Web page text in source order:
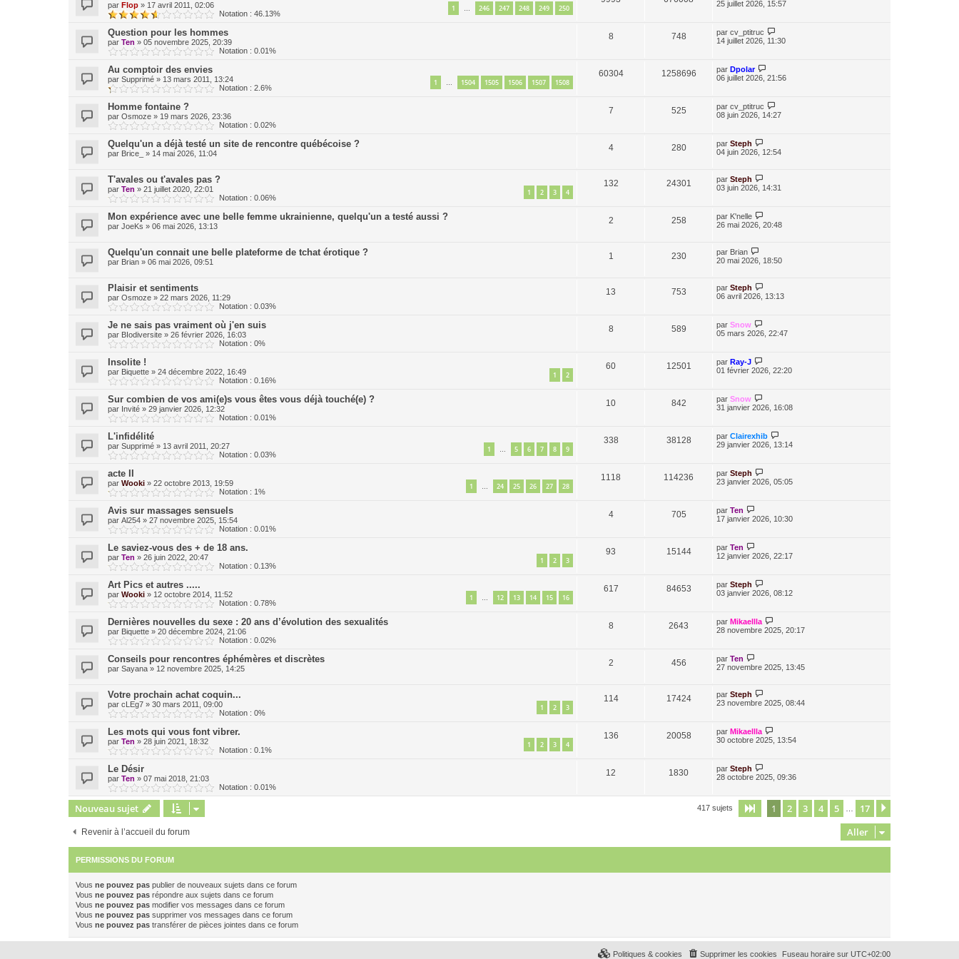
par Flop » 17 avril 2011, 02:06 1 … 246 247 248 249 250
Notation : 46.13%
25 juillet 2026, 15:57
Question pour les hommes
par Ten » 05 novembre 2025, 20:39
Notation : 0.01%
8 748 par cv_ptitruc
14 juillet 2026, 11:30
Au comptoir des envies
par Supprimé » 13 mars 2011, 13:24 1 … 1504 1505 1506 1507 1508
Notation : 2.6%
60304 1258696 par Dpolar
06 juillet 2026, 21:56
Homme fontaine ?
par Osmoze » 19 mars 2026, 23:36
Notation : 0.02%
7 525 par cv_ptitruc
08 juin 2026, 14:27
Quelqu'un a déjà testé un site de rencontre québécoise ?
par Brice_ » 14 mai 2026, 11:04
4 280 par Steph
04 juin 2026, 12:54
T'avales ou t'avales pas ?
par Ten » 21 juillet 2020, 22:01 1 2 3 4
Notation : 0.06%
132 24301 par Steph
03 juin 2026, 14:31
Mon expérience avec une belle femme ukrainienne, quelqu'un a testé aussi ?
par JoeKs » 06 mai 2026, 13:13
2 258 par K'nelle
26 mai 2026, 20:48
Quelqu'un connait une belle plateforme de tchat érotique ?
par Brian » 06 mai 2026, 09:51
1 230 par Brian
20 mai 2026, 18:50
Plaisir et sentiments
par Osmoze » 22 mars 2026, 11:29
Notation : 0.03%
13 753 par Steph
06 avril 2026, 13:13
Je ne sais pas vraiment où j'en suis
par BIodiversite » 26 février 2026, 16:03
Notation : 0%
8 589 par Snow
05 mars 2026, 22:47
Insolite !
par Biquette » 24 décembre 2022, 16:49 1 2
Notation : 0.16%
60 12501 par Ray-J
01 février 2026, 22:20
Sur combien de vos ami(e)s vous êtes vous déjà touché(e) ?
par Invité » 29 janvier 2026, 12:32
Notation : 0.01%
10 842 par Snow
31 janvier 2026, 16:08
L'infidélité
par Supprimé » 13 avril 2011, 20:27 1 … 5 6 7 8 9
Notation : 0.03%
338 38128 par Clairexhib
29 janvier 2026, 13:14
acte II
par Wooki » 22 octobre 2013, 19:59 1 … 24 25 26 27 28
Notation : 1%
1118 114236 par Steph
23 janvier 2026, 05:05
Avis sur massages sensuels
par Al254 » 27 novembre 2025, 15:54
Notation : 0.01%
4 705 par Ten
17 janvier 2026, 10:30
Le saviez-vous des + de 18 ans.
par Ten » 26 juin 2022, 20:47 1 2 3
Notation : 0.13%
93 15144 par Ten
12 janvier 2026, 22:17
Art Pics et autres .....
par Wooki » 12 octobre 2014, 11:52 1 … 12 13 14 15 16
Notation : 0.78%
617 84653 par Steph
03 janvier 2026, 08:12
Dernières nouvelles du sexe : 20 ans d’évolution des sexualités
par Biquette » 20 décembre 2024, 21:06
Notation : 0.02%
8 2643 par Mikaellla
28 novembre 2025, 20:17
Conseils pour rencontres éphémères et discrètes
par Sayana » 12 novembre 2025, 14:25
2 456 par Ten
27 novembre 2025, 13:45
Votre prochain achat coquin...
par cLEg7 » 30 mars 2011, 09:00 1 2 3
Notation : 0%
114 17424 par Steph
23 novembre 2025, 08:44
Les mots qui vous font vibrer.
par Ten » 28 juin 2021, 18:32 1 2 3 4
Notation : 0.1%
136 20058 par Mikaellla
30 octobre 2025, 13:54
Le Désir
par Ten » 07 mai 2018, 21:03
Notation : 0.01%
12 1830 par Steph
28 octobre 2025, 09:36
Nouveau sujet 417 sujets Page sur17
1 2 3 4 5 17
Revenir à l’accueil du forum Aller
PERMISSIONS DU FORUM
Vous ne pouvez pas publier de nouveaux sujets dans ce forum
Vous ne pouvez pas répondre aux sujets dans ce forum
Vous ne pouvez pas modifier vos messages dans ce forum
Vous ne pouvez pas supprimer vos messages dans ce forum
Vous ne pouvez pas transférer de pièces jointes dans ce forum
Fuseau horaire sur UTC+02:00
Supprimer les cookies
Politiques & cookies